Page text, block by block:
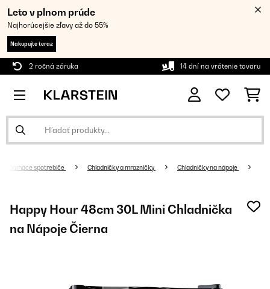
Leto v plnom prúde
Najhorúcejšie zľavy až do 55%
Nakupujte teraz
2 ročná záruka 14 dní na vrátenie tovaru
Domáce spotrebiče Chladničky a mrazničky Chladničky na nápoje
Happy Hour 48cm 30L Mini Chladnička
na Nápoje Čierna